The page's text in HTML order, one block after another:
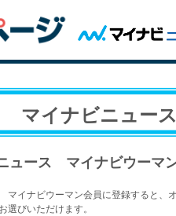
マイナビニュー
ュース マイナビウーマ
イナビウーマン会員に登録すると、
選びいただけます。